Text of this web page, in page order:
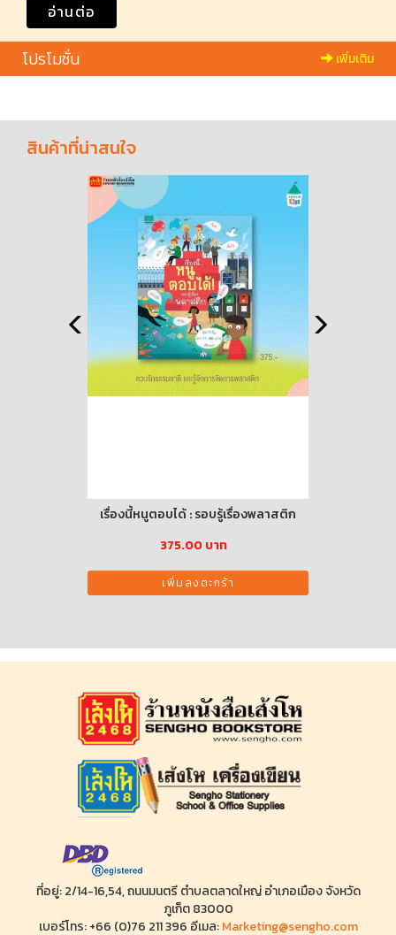
อ่านต่อ
โปรโมชั่น เพิ่มเติม
สินค้าที่น่าสนใจ
ชุด ลูกลิงเรียนรู้ (8 เล่ม)
920.00828.00 บาท
เพิ่มลงตะกร้า
ที่อยู่: 2/14-16,54, ถนนมนตรี ตำบลตลาดใหญ่ อำเภอเมือง จังหวัด
ภูเก็ต 83000
เบอร์โทร: +66 (0)76 211 396 อีเมล:Marketing@sengho.com